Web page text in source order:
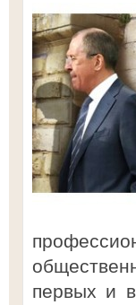
первых и